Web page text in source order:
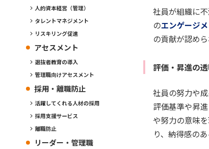
社員が組織に
のエンゲージ
の貢献が認め
評価・昇進の
社員の努力や
評価基準や昇
や努力の意味
り、納得感の
人的資本経営（管理）
タレントマネジメント
リスキリング促進
アセスメント
選抜者教育の導入
管理職向けアセスメント
採用・離職防止
活躍してくれる人材の採用
採用支援サービス
離職防止
リーダー・管理職